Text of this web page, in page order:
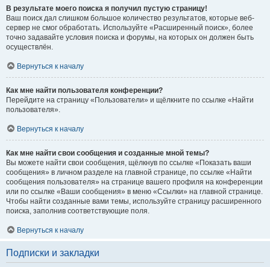
В результате моего поиска я получил пустую страницу!
Ваш поиск дал слишком большое количество результатов, которые веб-
сервер не смог обработать. Используйте «Расширенный поиск», более
точно задавайте условия поиска и форумы, на которых он должен быть
осуществлён.
Вернуться к началу
Как мне найти пользователя конференции?
Перейдите на страницу «Пользователи» и щёлкните по ссылке «Найти
пользователя».
Вернуться к началу
Как мне найти свои сообщения и созданные мной темы?
Вы можете найти свои сообщения, щёлкнув по ссылке «Показать ваши
сообщения» в личном разделе на главной странице, по ссылке «Найти
сообщения пользователя» на странице вашего профиля на конференции
или по ссылке «Ваши сообщения» в меню «Ссылки» на главной странице.
Чтобы найти созданные вами темы, используйте страницу расширенного
поиска, заполнив соответствующие поля.
Вернуться к началу
Подписки и закладки